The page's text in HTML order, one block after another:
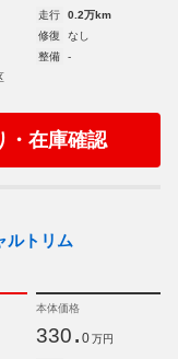
走行
0.2万km
修復
なし
整備
-
・在庫確認
ルトリム
本体価格
330. 0 万円